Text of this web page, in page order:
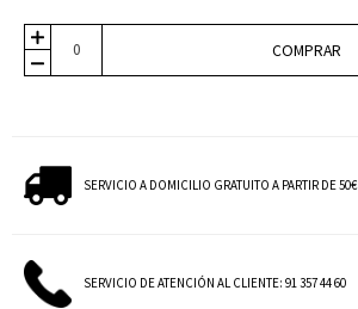
COMPRAR
SERVICIO A DOMICILIO GRATUITO A PARTIR DE 50€
SERVICIO DE ATENCIÓN AL CLIENTE: 91 357 44 60